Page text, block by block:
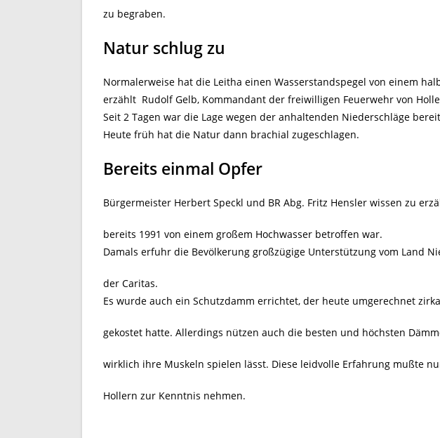
zu begraben.
Natur schlug zu
Normalerweise hat die Leitha einen Wasserstandspegel von einem
erzählt Rudolf Gelb, Kommandant der freiwilligen Feuerwehr von
Seit 2 Tagen war die Lage wegen der anhaltenden Niederschläge
Heute früh hat die Natur dann brachial zugeschlagen.
Bereits einmal Opfer
Bürgermeister Herbert Speckl und BR Abg. Fritz Hensler wissen zu
bereits 1991 von einem großem Hochwasser betroffen war.
Damals erfuhr die Bevölkerung großzügige Unterstützung vom Land
der Caritas.
Es wurde auch ein Schutzdamm errichtet, der heute umgerechnet
gekostet hatte. Allerdings nützen auch die besten und höchsten
wirklich ihre Muskeln spielen lässt. Diese leidvolle Erfahrung mußte
Hollern zur Kenntnis nehmen.